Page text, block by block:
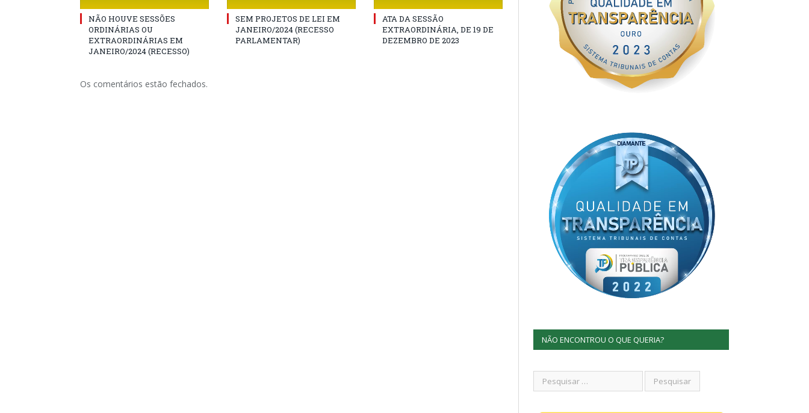
NÃO HOUVE SESSÕES
ORDINÁRIAS OU
EXTRAORDINÁRIAS EM
JANEIRO/2024 (RECESSO)
SEM PROJETOS DE LEI EM
JANEIRO/2024 (RECESSO
PARLAMENTAR)
ATA DA SESSÃO
EXTRAORDINÁRIA, DE 19 DE
DEZEMBRO DE 2023
Os comentários estão fechados.
NÃO ENCONTROU O QUE QUERIA?